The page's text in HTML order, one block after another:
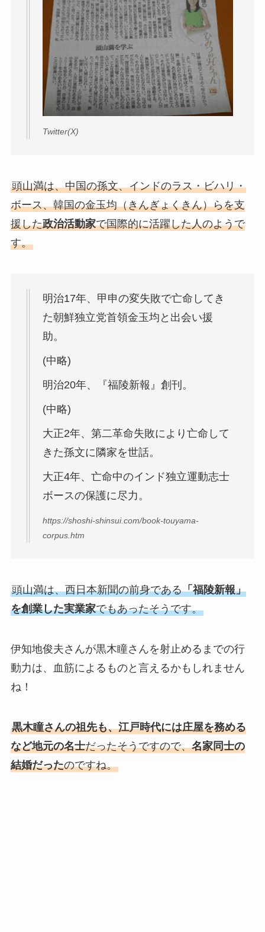
Twitter(X)
頭山満は、中国の孫文、インドのラス・ビハリ・
ボース、韓国の金玉均（きんぎょくきん）らを支
援した政治活動家で国際的に活躍した人のようで
す。
明治17年、甲申の変失敗で亡命してき
た朝鮮独立党首領金玉均と出会い援
助。
(中略)
明治20年、『福陵新報』創刊。
(中略)
大正2年、第二革命失敗により亡命して
きた孫文に隣家を世話。
大正4年、亡命中のインド独立運動志士
ボースの保護に尽力。
https://shoshi-shinsui.com/book-touyama-
corpus.htm
頭山満は、西日本新聞の前身である「福陵新報」
を創業した実業家でもあったそうです。
伊知地俊夫さんが黒木瞳さんを射止めるまでの行
動力は、血筋によるものと言えるかもしれません
ね！
黒木瞳さんの祖先も、江戸時代には庄屋を務める
など地元の名士だったそうですので、名家同士の
結婚だったのですね。